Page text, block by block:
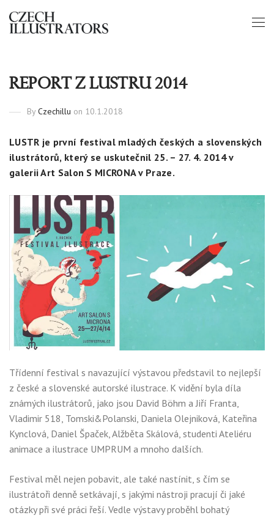
REPORT Z LUSTRU 2014
By Czechillu on 10.1.2018
LUSTR je první festival mladých českých a slovenských
ilustrátorů, který se uskutečnil 25. – 27. 4. 2014 v
galerii Art Salon S MICRONA v Praze.
Třídenní festival s navazující výstavou představil to nejlepší
z české a slovenské autorské ilustrace. K vidění byla díla
známých ilustrátorů, jako jsou David Böhm a Jiří Franta,
Vladimir 518, Tomski&Polanski, Daniela Olejniková, Kateřina
Kynclová, Daniel Špaček, Alžběta Skálová, studenti Ateliéru
animace a ilustrace UMPRUM a mnoho dalších.
Festival měl nejen pobavit, ale také nastínit, s čím se
ilustrátoři denně setkávají, s jakými nástroji pracují či jaké
otázky při své práci řeší. Vedle výstavy proběhl bohatý